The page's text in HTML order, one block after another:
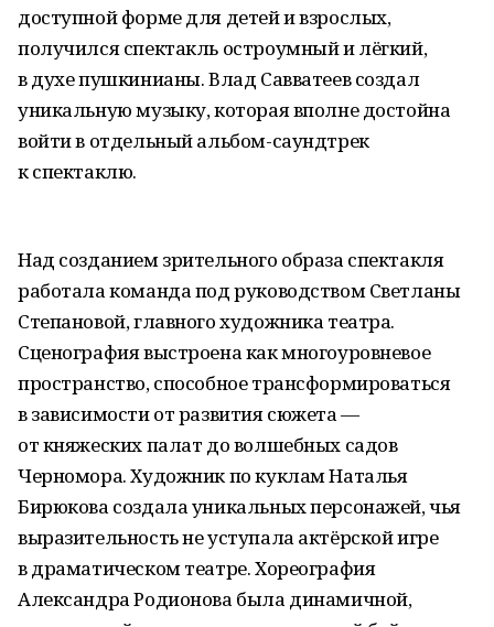
доступной форме для детей и взрослых,
получился спектакль остроумный и лёгкий,
в духе пушкинианы. Влад Савватеев создал
уникальную музыку, которая вполне достойна
войти в отдельный альбом-саундтрек
к спектаклю.
Над созданием зрительного образа спектакля
работала команда под руководством Светланы
Степановой, главного художника театра.
Сценография выстроена как многоуровневое
пространство, способное трансформироваться
в зависимости от развития сюжета —
от княжеских палат до волшебных садов
Черномора. Художник по куклам Наталья
Бирюкова создала уникальных персонажей, чья
выразительность не уступала актёрской игре
в драматическом театре. Хореография
Александра Родионова была динамичной,